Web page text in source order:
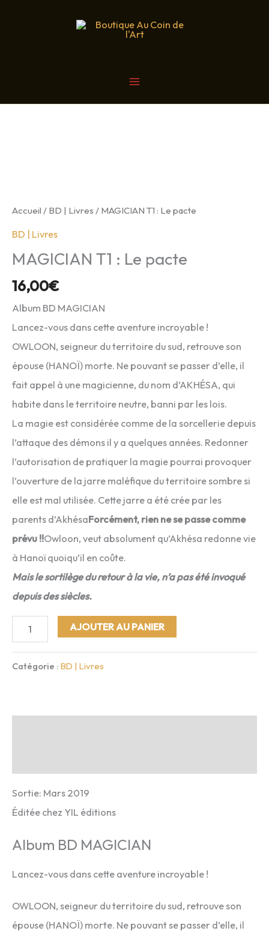
Accueil / BD | Livres / MAGICIAN T1 : Le pacte
BD | Livres
MAGICIAN T1 : Le pacte
16,00€
Album BD MAGICIAN
Lancez-vous dans cette aventure incroyable !
OWLOON, seigneur du territoire du sud, retrouve son
épouse (HANOÏ) morte. Ne pouvant se passer d’elle, il
fait appel à une magicienne, du nom d’AKHÉSA, qui
habite dans le territoire neutre, banni par les lois.
La magie est considérée comme de la sorcellerie depuis
l’attaque des démons il y a quelques années. Redonner
l’autorisation de pratiquer la magie pourrai provoquer
l’ouverture de la jarre maléfique du territoire sombre si
elle est mal utilisée. Cette jarre a été crée par les
parents d’AkhésaForcément, rien ne se passe comme
prévu !!Owloon, veut absolument qu’Akhésa redonne vie
à Hanoï quoiqu’il en coûte.
Mais le sortilège du retour à la vie, n’a pas été invoqué
depuis des siècles.
quantité
de
MAGICIAN
AJOUTER AU PANIER
Catégorie : BD | Livres
Sortie: Mars 2019
Éditée chez YIL éditions
Album BD MAGICIAN
Lancez-vous dans cette aventure incroyable !
OWLOON, seigneur du territoire du sud, retrouve son
épouse (HANOÏ) morte. Ne pouvant se passer d’elle, il